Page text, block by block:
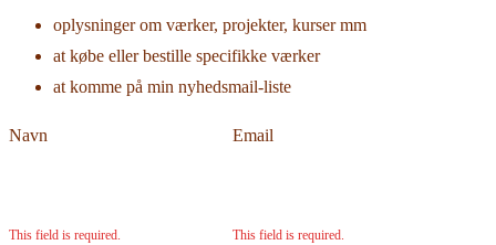
oplysninger om værker, projekter, kurser mm
at købe eller bestille specifikke værker
at komme på min nyhedsmail-liste
Navn
This field is required.
Email
This field is required.